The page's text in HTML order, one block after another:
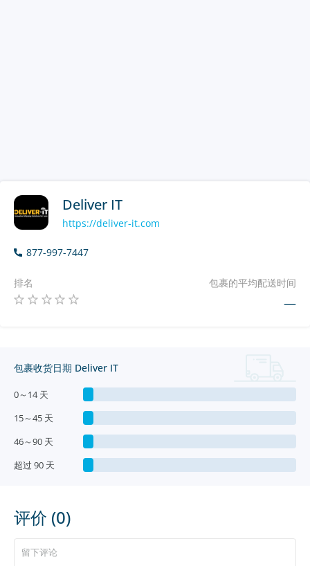
Deliver IT
https://deliver-it.com
877-997-7447
排名 包裹的平均配送时间
—
包裹收货日期 Deliver IT
0～14 天
15～45 天
46～90 天
超过 90 天
评价 (0)